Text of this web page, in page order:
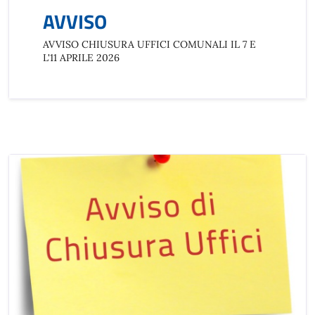
AVVISO
AVVISO CHIUSURA UFFICI COMUNALI IL 7 E
L'11 APRILE 2026